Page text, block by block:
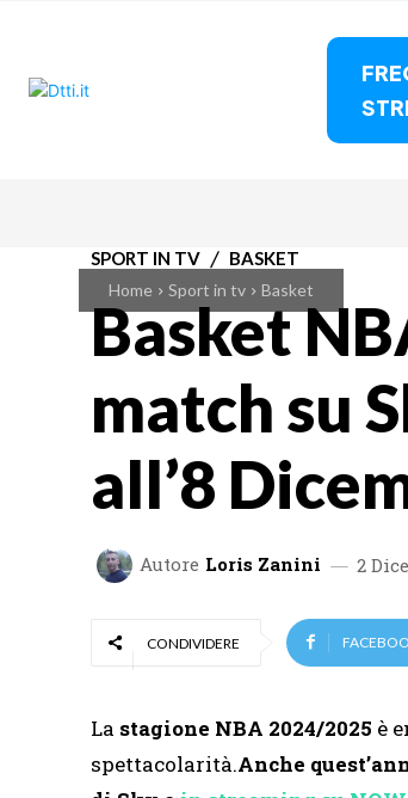
Home Sport in tv Basket
SPORT IN TV BASKET
Basket
match su
all’8
Autore Loris Zanini 2
CONDIVIDERE
La stagione NBA 2024/2025 è
spettacolarità.Anche